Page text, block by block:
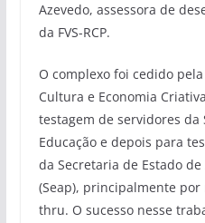
Azevedo, assessora de
da FVS-RCP.
O complexo foi cedido
Cultura e Economia
testagem de servidores da
Educação e depois para
da Secretaria de Estado
(Seap), principalmente
thru. O sucesso nesse